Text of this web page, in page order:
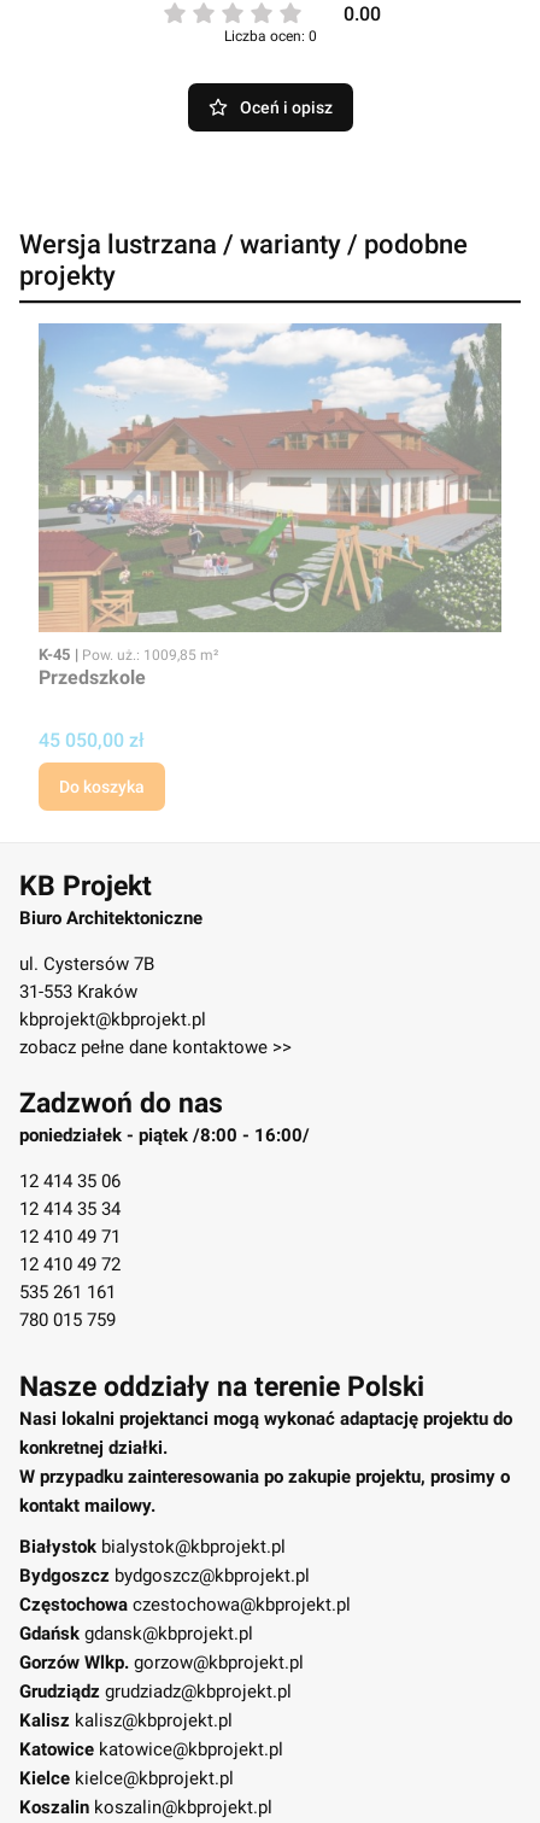
0.00
Liczba ocen: 0
Oceń i opisz
Wersja lustrzana / warianty / podobne
projekty
Kod
K-45 Powierzchnia użytkowa
Pow. uż.: 1009,85 m²
Przedszkole
Cena
45 050,00 zł
Do koszyka
KB Projekt
Biuro Architektoniczne
ul. Cystersów 7B
31-553 Kraków
kbprojekt@kbprojekt.pl
zobacz pełne dane kontaktowe >>
Zadzwoń do nas
poniedziałek - piątek /8:00 - 16:00/
12 414 35 06
12 414 35 34
12 410 49 71
12 410 49 72
535 261 161
780 015 759
Nasze oddziały na terenie Polski
Nasi lokalni projektanci mogą wykonać adaptację projektu do
konkretnej działki.
W przypadku zainteresowania po zakupie projektu, prosimy o
kontakt mailowy.
Białystok bialystok@kbprojekt.pl
Bydgoszcz bydgoszcz@kbprojekt.pl
Częstochowa czestochowa@kbprojekt.pl
Gdańsk gdansk@kbprojekt.pl
Gorzów Wlkp. gorzow@kbprojekt.pl
Grudziądz grudziadz@kbprojekt.pl
Kalisz kalisz@kbprojekt.pl
Katowice katowice@kbprojekt.pl
Kielce kielce@kbprojekt.pl
Koszalin koszalin@kbprojekt.pl